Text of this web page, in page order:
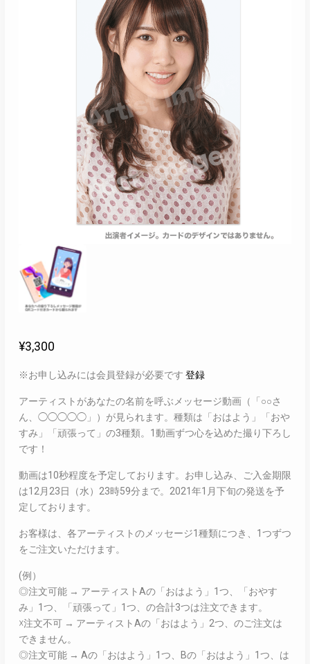
¥3,300
※お申し込みには会員登録が必要です 登録
アーティストがあなたの名前を呼ぶメッセージ動画（「○○さ
ん、◯◯◯◯◯」）が見られます。種類は「おはよう」「おや
すみ」「頑張って」の3種類。1動画ずつ心を込めた撮り下ろし
です！
動画は10秒程度を予定しております。お申し込み、ご入金期限
は12月23日（水）23時59分まで。2021年1月下旬の発送を予
定しております。
お客様は、各アーティストのメッセージ1種類につき、1つずつ
をご注文いただけます。
(例）
◎注文可能 → アーティストAの「おはよう」1つ、「おやす
み」1つ、「頑張って」1つ、の合計3つは注文できます。
☓注文不可 → アーティストAの「おはよう」2つ、のご注文は
できません。
◎注文可能 → Aの「おはよう」1つ、Bの「おはよう」1つ、は